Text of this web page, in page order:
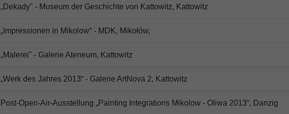
„Dekady" - Museum der Geschichte von Kattowitz, Kattowitz
„Impressionen in Mikolow“ - MDK, Mikołów,
„Malerei" - Galerie Ateneum, Kattowitz
„Werk des Jahres 2013“ - Galerie ArtNova 2, Kattowitz
Post-Open-Air-Ausstellung „Painting Integrations Mikolow - Oliwa 2013“, Danzig